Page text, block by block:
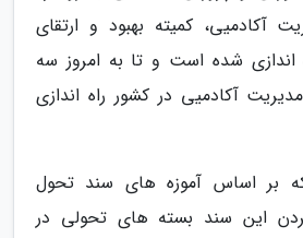
آکادمیی، کمیته بهبود و ارتقای
اندازی شده است و تا به امروز سه
آکادمیی در کشور راه اندازی
بر اساس آموزه های سند تحول
این سند بسته های تحولی در